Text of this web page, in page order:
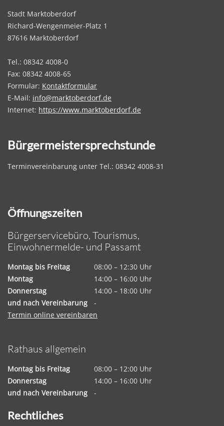
Stadt Marktoberdorf
Richard-Wengenmeier-Platz 1
87616 Marktoberdorf
Tel.: 08342 4008-0
Fax: 08342 4008-65
Formular: Kontaktformular
E-Mail: info@marktoberdorf.de
Internet: https://www.marktoberdorf.de
Bürgermeistersprechstunde
Terminvereinbarung unter Tel.: 08342 4008-31
Öffnungszeiten
Bürgerservicebüro, Tourismus,
Einwohnermelde- und Passamt
Montag bis Freitag
08:00 – 12:30 Uhr
Montag
14:00 – 16:00 Uhr
Donnerstag
14:00 – 18:00 Uhr
und nach Vereinbarung
-
Termin online vereinbaren
Rathaus allgemein
Montag bis Freitag
08:00 – 12:00 Uhr
Donnerstag
14:00 – 16:00 Uhr
und nach Vereinbarung
-
Rechtliches